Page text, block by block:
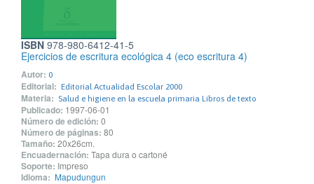
ISBN 978-980-6412-41-5
Ejercicios de escritura ecológica 4 (eco escritura 4)
Autor: 0
Editorial: Editorial Actualidad Escolar 2000
Materia: Salud e higiene en la escuela primaria Libros de texto
Publicado: 1997-06-01
Número de edición: 0
Número de páginas: 80
Tamaño: 20x26cm.
Encuadernación: Tapa dura o cartoné
Soporte: Impreso
Idioma: Mapudungun